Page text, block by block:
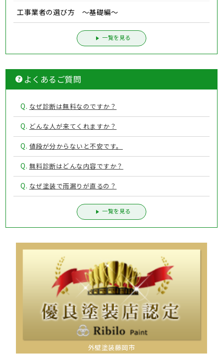
工事業者の選び方 ～基礎編～
一覧を見る
よくあるご質問
Q. なぜ診断は無料なのですか？
Q. どんな人が来てくれますか？
Q. 値段が分からないと不安です。
Q. 無料診断はどんな内容ですか？
Q. なぜ塗装で雨漏りが直るの？
一覧を見る
外壁塗装藤岡市